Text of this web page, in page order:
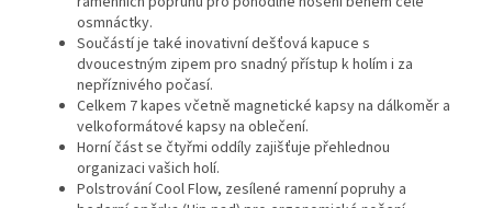
osmnáctky.
Součástí je také inovativní dešťová kapuce s
dvoucestným zipem pro snadný přístup k holím i za
nepříznivého počasí.
Celkem 7 kapes včetně magnetické kapsy na dálkoměr a
velkoformátové kapsy na oblečení.
Horní část se čtyřmi oddíly zajišťuje přehlednou
organizaci vašich holí.
Polstrování Cool Flow, zesílené ramenní popruhy a